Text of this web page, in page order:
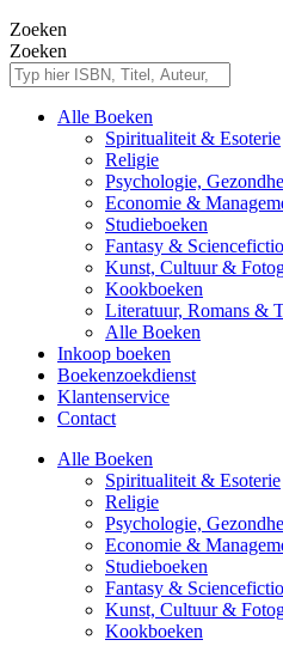
Zoeken
Zoeken
Alle Boeken
Spiritualiteit & Esoterie
Religie
Psychologie,
Economie &
Studieboeken
Fantasy &
Kunst, Cultuur &
Kookboeken
Literatuur, Romans &
Alle Boeken
Inkoop boeken
Boekenzoekdienst
Klantenservice
Contact
Alle Boeken
Spiritualiteit & Esoterie
Religie
Psychologie,
Economie &
Studieboeken
Fantasy &
Kunst, Cultuur &
Kookboeken